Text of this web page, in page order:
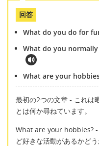
回答
What do you do for
What do you
What are your
最初の2つの文章 - これは
とは何か尋ねています。
What are your hobbies? -
ど好きな活動があるかどう